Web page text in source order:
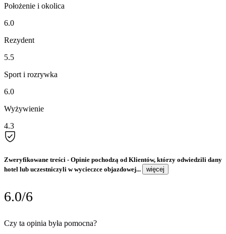
Położenie i okolica
6.0
Rezydent
5.5
Sport i rozrywka
6.0
Wyżywienie
4.3
Zweryfikowane treści - Opinie pochodzą od Klientów, którzy odwiedzili dany
hotel lub uczestniczyli w wycieczce objazdowej...
więcej
6.0/6
Czy ta opinia była pomocna?